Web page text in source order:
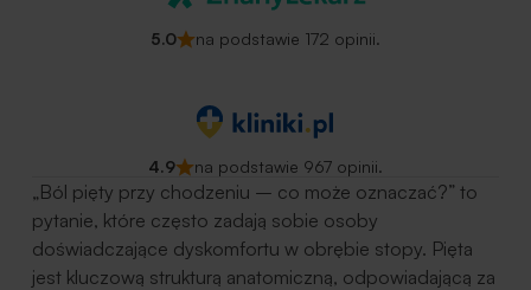
5.0 na podstawie 172 opinii.
4.9 na podstawie 967 opinii.
„Ból pięty przy chodzeniu – co może oznaczać?” to
pytanie, które często zadają sobie osoby
doświadczające dyskomfortu w obrębie stopy. Pięta
jest kluczową strukturą anatomiczną, odpowiadającą za